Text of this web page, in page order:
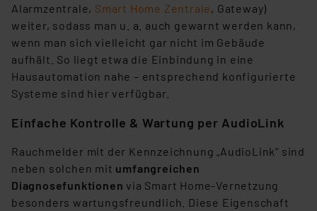
Alarmzentrale, Smart Home Zentrale , Gateway)
weiter, sodass man u. a. auch gewarnt werden kann,
wenn man sich vielleicht gar nicht im Gebäude
aufhält. So liegt etwa die Einbindung in eine
Hausautomation nahe – entsprechend konfigurierte
Systeme sind hier verfügbar.
Einfache Kontrolle & Wartung per AudioLink
Rauchmelder mit der Kennzeichnung „AudioLink” sind
neben solchen mit umfangreichen
Diagnosefunktionen via Smart Home-Vernetzung
besonders wartungsfreundlich. Diese Eigenschaft